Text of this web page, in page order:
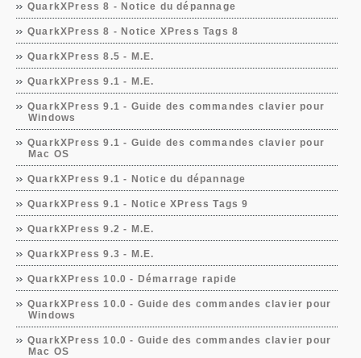
QuarkXPress 8 - Notice du dépannage
QuarkXPress 8 - Notice XPress Tags 8
QuarkXPress 8.5 - M.E.
QuarkXPress 9.1 - M.E.
QuarkXPress 9.1 - Guide des commandes clavier pour
Windows
QuarkXPress 9.1 - Guide des commandes clavier pour
Mac OS
QuarkXPress 9.1 - Notice du dépannage
QuarkXPress 9.1 - Notice XPress Tags 9
QuarkXPress 9.2 - M.E.
QuarkXPress 9.3 - M.E.
QuarkXPress 10.0 - Démarrage rapide
QuarkXPress 10.0 - Guide des commandes clavier pour
Windows
QuarkXPress 10.0 - Guide des commandes clavier pour
Mac OS